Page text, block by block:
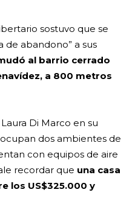
sostuvo que se
de abandono” a sus
al barrio cerrado
a 800 metros
Di Marco en su
dos ambientes de
con equipos de aire
recordar que una casa
los US$325.000 y